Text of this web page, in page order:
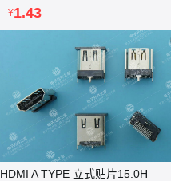
¥1.43
HDMI A TYPE 立式贴片15.0H